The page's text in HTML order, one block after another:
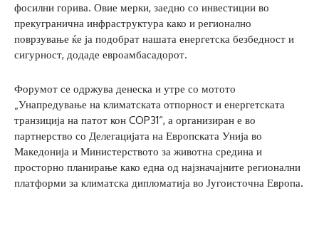
фосилни горива. Овие мерки, заедно со инвестиции во
прекугранична инфраструктура како и регионално
поврзување ќе ја подобрат нашата енергетска безбедност и
сигурност, додаде евроамбасадорот.
Форумот се одржува денеска и утре со мотото
„Унапредување на климатската отпорност и енергетската
транзиција на патот кон COP31“, а организиран е во
партнерство со Делегацијата на Европската Унија во
Македонија и Министерството за животна средина и
просторно планирање како една од најзначајните регионални
платформи за климатска дипломатија во Југоисточна Европа.